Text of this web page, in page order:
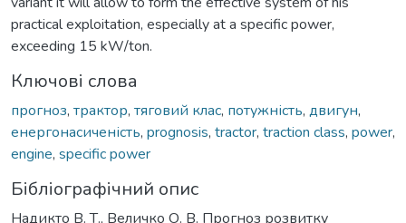
practical exploitation, especially at a specific power,
exceeding 15 kW/ton.
Ключові слова
прогноз, трактор, тяговий клас, потужність, двигун,
енергонасиченість, prognosis, tractor, traction class, power,
engine, specific power
Бібліографічний опис
Надикто В. Т., Величко О. В. Прогноз розвитку